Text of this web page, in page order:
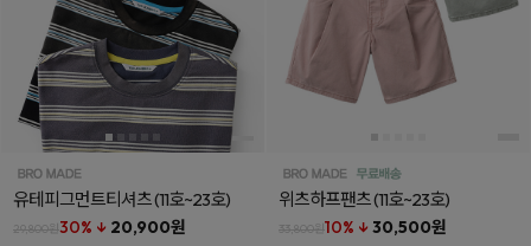
유테피그먼트티셔츠(11호~23호)
29,800원30% ↓ 20,900원
위츠하프팬츠(11호~23호)
33,800원10% ↓ 30,500원